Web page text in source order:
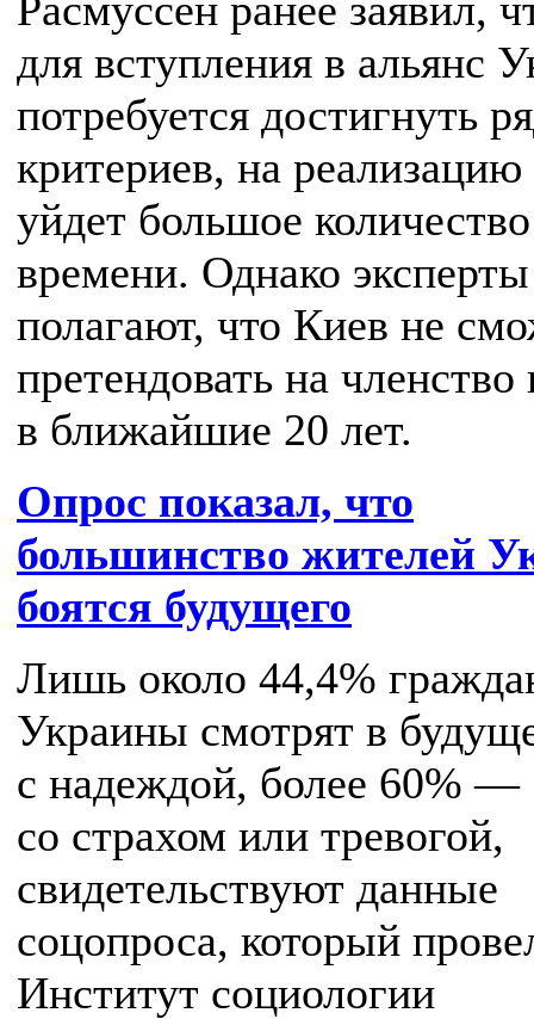
для вступления в альянс
потребуется достигнуть
критериев, на
уйдет большое количество
времени. Однако эксперты
полагают, что Киев не
претендовать на
в ближайшие 20 лет.
Опрос показал, что
большинство жителей
боятся будущего
Лишь около 44,4%
Украины смотрят в
с надеждой, более 60% —
со страхом или тревогой,
свидетельствуют данные
соцопроса, который
Институт социологии